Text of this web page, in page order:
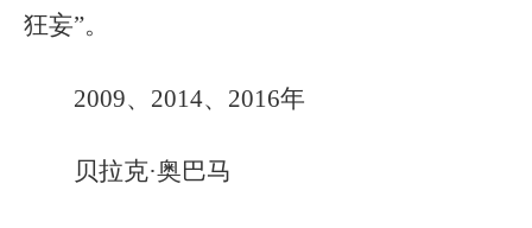
狂妄”。
2009、2014、2016年
贝拉克·奥巴马